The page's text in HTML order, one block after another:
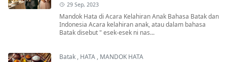
29 Sep, 2023
Mandok Hata di Acara Kelahiran Anak Bahasa Batak dan
Indonesia Acara kelahiran anak, atau dalam bahasa
Batak disebut " esek-esek ni nas...
Batak , HATA , MANDOK HATA